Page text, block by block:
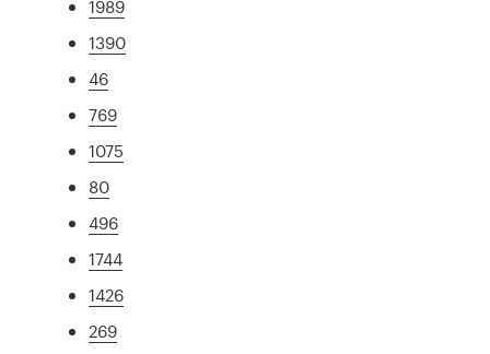
1989
1390
46
769
1075
80
496
1744
1426
269